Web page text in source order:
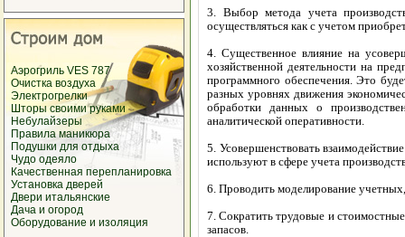
Аэрогриль VES 787
Очистка воздуха
Электрогрелки
Шторы своими руками
Небулайзеры
Правила маникюра
Подушки для отдыха
Чудо одеяло
Качественная перепланировка
Установка дверей
Двери итальянские
Дача и огород
Оборудование и изоляция
3. Выбор метода учета
осуществляться как с учетом
4. Существенное влияние на
хозяйственной деятельности на
программного обеспечения. Это
разных уровнях движения
обработки данных о
аналитической оперативности.
5. Усовершенствовать
используют в сфере учета
6. Проводить моделирование
7. Сократить трудовые и
запасов.